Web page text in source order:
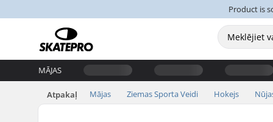
Product is
MĀJAS
Atpakaļ Mājas Ziemas Sporta Veidi Hokejs